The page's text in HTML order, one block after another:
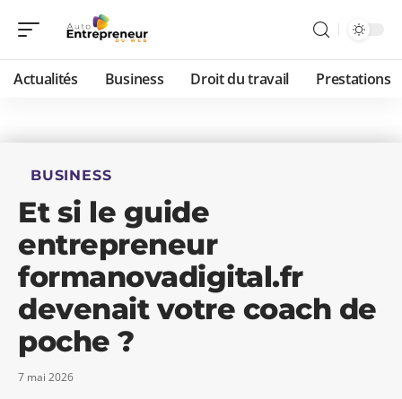
Actualités Business Droit du travail Prestations
BUSINESS
Et si le guide
entrepreneur
formanovadigital.fr
devenait votre coach de
poche ?
7 mai 2026